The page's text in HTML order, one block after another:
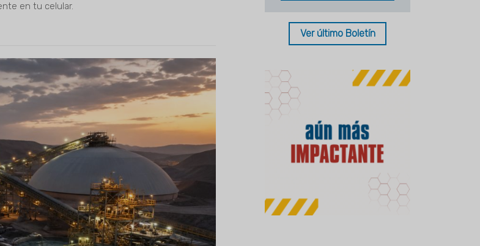
en tu celular.
Ver último Boletín